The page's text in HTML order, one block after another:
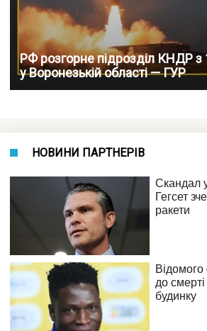
РФ розгорне підрозділ КНДР з
у Воронезькій області — ГУР
НОВИНИ ПАРТНЕРІВ